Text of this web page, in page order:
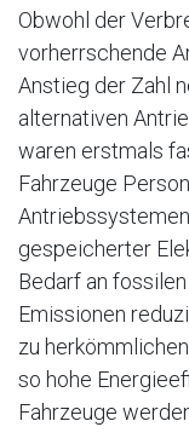
Obwohl der
vorherrschende
Anstieg der Zahl
alternativen
waren erstmals
Fahrzeuge
gespeicherter
Bedarf an
Emissionen
zu
so hohe
Fahrzeuge